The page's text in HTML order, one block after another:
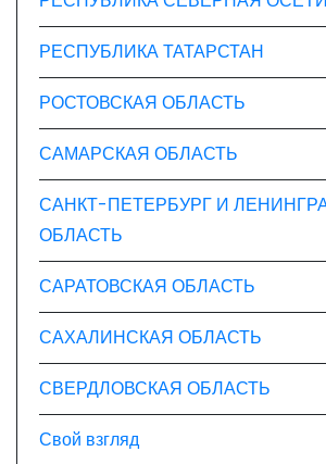
РЕСПУБЛИКА ТАТАРСТАН
РОСТОВСКАЯ ОБЛАСТЬ
САМАРСКАЯ ОБЛАСТЬ
САНКТ-ПЕТЕРБУРГ И
ОБЛАСТЬ
САРАТОВСКАЯ ОБЛАСТЬ
САХАЛИНСКАЯ ОБЛАСТЬ
СВЕРДЛОВСКАЯ ОБЛАСТЬ
Свой взгляд